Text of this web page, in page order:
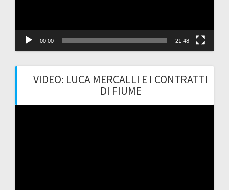
00:00 21:48
VIDEO: LUCA MERCALLI E I CONTRATTI
DI FIUME